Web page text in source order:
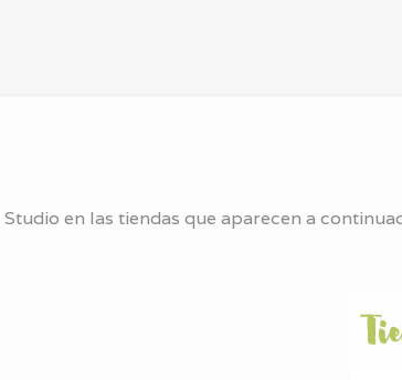
en las tiendas que aparecen a